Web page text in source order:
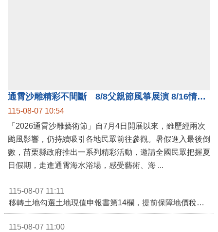
通霄沙雕精彩不間斷 8/8父親節風箏展演 8/16情人節66對浪漫挑戰送好禮
115-08-07 10:54
「2026通霄沙雕藝術節」自7月4日開展以來，雖歷經兩次
颱風影響，仍持續吸引各地民眾前往參觀。暑假進入最後倒
數，苗栗縣政府推出一系列精彩活動，邀請全國民眾把握夏
日假期，走進通霄海水浴場，感受藝術、海 ...
115-08-07 11:11
移轉土地勾選土地現值申報書第14欄，提前保障地價稅節稅權益
115-08-07 11:00